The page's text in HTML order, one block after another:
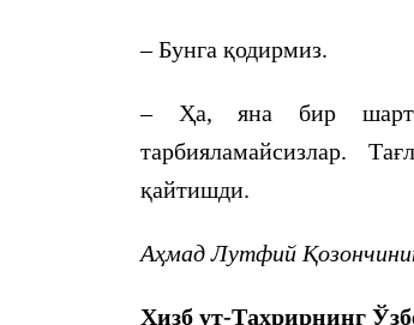
– Бунга қодирмиз.
– Ҳа, яна бир шарт:
тарбияламайсизлар.
қайтишди.
Аҳмад Лутфий
Ҳизб ут-Таҳрирнинг